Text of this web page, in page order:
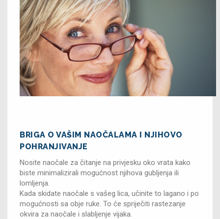
BRIGA O VAŠIM NAOČALAMA I NJIHOVO
POHRANJIVANJE
Nosite naočale za čitanje na privjesku oko vrata kako
biste minimalizirali mogućnost njihova gubljenja ili
lomljenja.
Kada skidate naočale s vašeg lica, učinite to lagano i po
mogućnosti sa obje ruke. To će spriječiti rastezanje
okvira za naočale i slabljenje vijaka.